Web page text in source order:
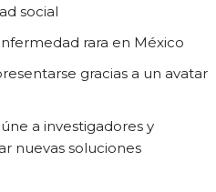
social
rara en México
gracias a un avatar
a investigadores y
nuevas soluciones